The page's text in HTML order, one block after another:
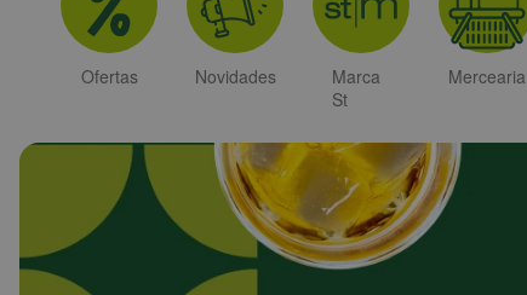
Ofertas Novidades
Marca
St
Mercearia